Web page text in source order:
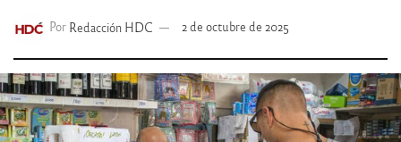
Por Redacción HDC 2 de octubre de 2025